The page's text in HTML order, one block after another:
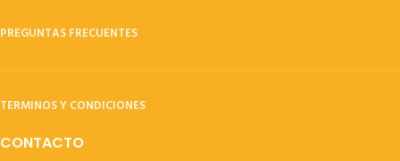
PREGUNTAS FRECUENTES
TERMINOS Y CONDICIONES
CONTACTO